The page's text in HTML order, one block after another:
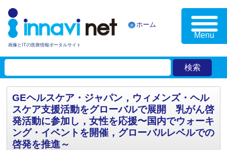
画像とITの医療情報ポータルサイト
ホーム
Menu
GEヘルスケア・ジャパン，ウィメンズ・ヘル
スケア支援活動をグローバルで展開 乳がん啓
発活動に参加し，女性を応援〜国内でウォーキ
ング・イベントを開催，グローバルレベルでの
啓発を推進～